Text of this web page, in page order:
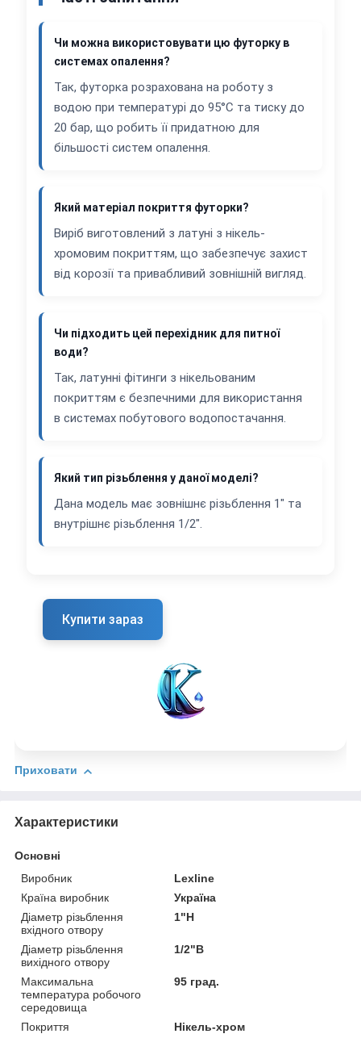
Чи можна використовувати цю футорку в
системах опалення?
Так, футорка розрахована на роботу з
водою при температурі до 95°C та тиску до
20 бар, що робить її придатною для
більшості систем опалення.
Який матеріал покриття футорки?
Виріб виготовлений з латуні з нікель-
хромовим покриттям, що забезпечує захист
від корозії та привабливий зовнішній вигляд.
Чи підходить цей перехідник для питної
води?
Так, латунні фітинги з нікельованим
покриттям є безпечними для використання
в системах побутового водопостачання.
Який тип різьблення у даної моделі?
Дана модель має зовнішнє різьблення 1" та
внутрішнє різьблення 1/2".
Купити зараз
Приховати
Характеристики
Основні
Виробник
Lexline
Країна виробник
Україна
Діаметр різьблення
вхідного отвору
1"Н
Діаметр різьблення
вихідного отвору
1/2"В
Максимальна
температура робочого
середовища
95 град.
Покриття
Нікель-хром